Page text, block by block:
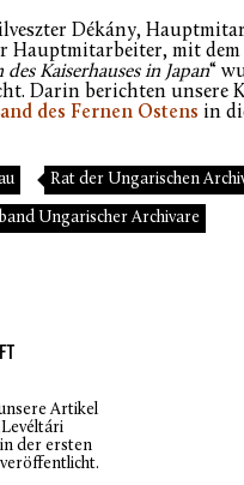
Dékány,
Hauptmitarbeiter, mit dem
Kaiserhauses in Japan“
Darin berichten unsere
des Fernen Ostens in
Rat der Ungarischen
Ungarischer Archivare
Artikel
der ersten
veröffentlicht.